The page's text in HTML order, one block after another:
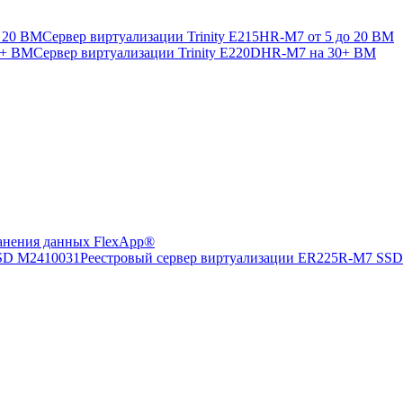
Сервер виртуализации Trinity E215HR-M7 от 5 до 20 ВМ
Сервер виртуализации Trinity E220DHR-M7 на 30+ ВМ
данных FlexApp®
Реестровый сервер виртуализации ER225R-M7